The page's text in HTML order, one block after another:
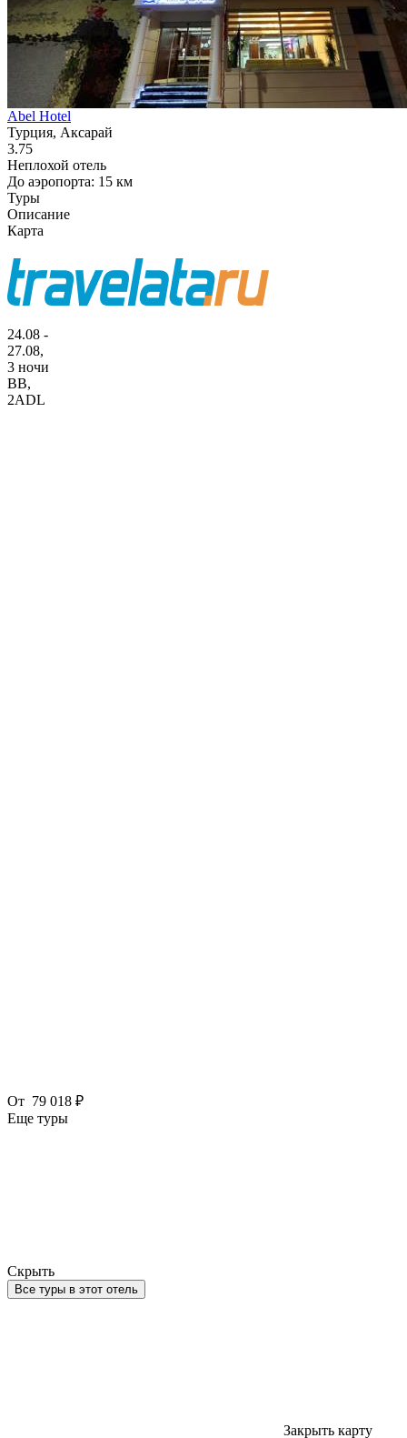
Abel Hotel
Турция, Аксарай
3.75
Неплохой отель
До аэропорта: 15 км
Туры
Описание
Карта
24.08 -
27.08,
3 ночи
BB,
2ADL
От 79 018 ₽
Еще туры
Скрыть
Все туры в этот отель
Закрыть карту